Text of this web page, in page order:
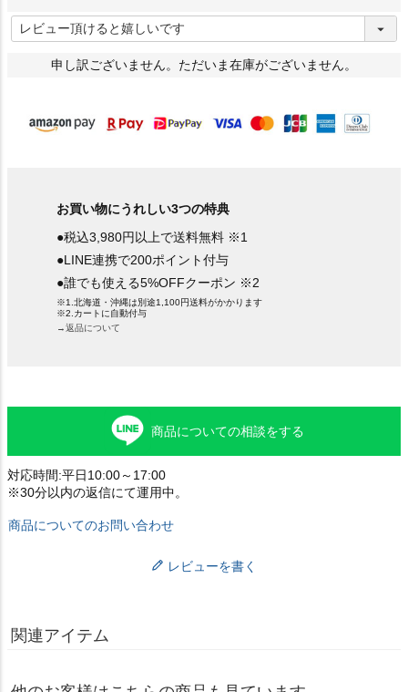
必
須
)
申し訳ございません。ただいま在庫がございません。
お買い物にうれしい3つの特典
●税込3,980円以上で送料無料 ※1
●LINE連携で200ポイント付与
●誰でも使える5%OFFクーポン ※2
※1.北海道・沖縄は別途1,100円送料がかかります
※2.カートに自動付与
→返品について
商品についての相談をする
対応時間:平日10:00～17:00
※30分以内の返信にて運用中。
商品についてのお問い合わせ
レビューを書く
関連アイテム